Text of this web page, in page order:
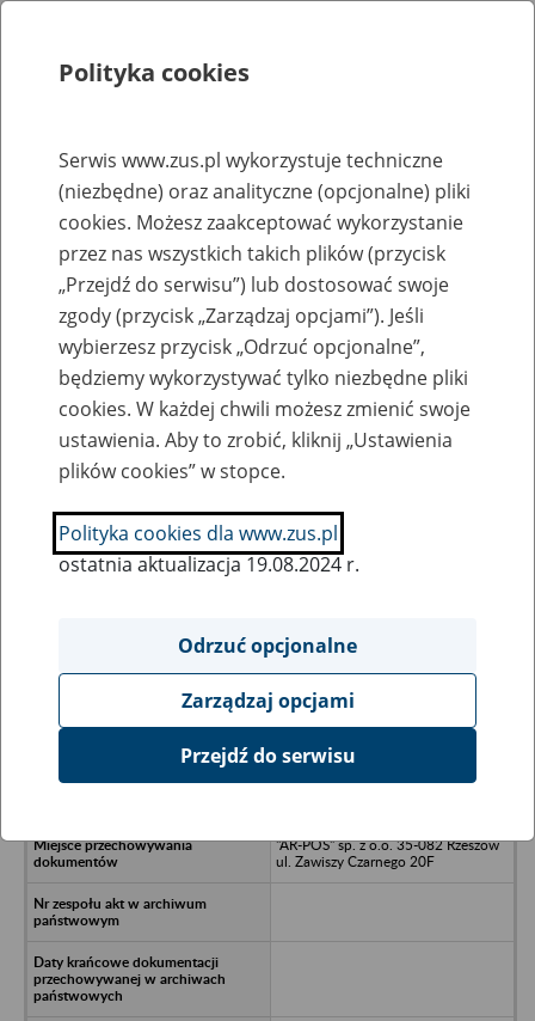
Rejestry, ewidencje i archiwa
Baza zlikwidowanych lub
przekształconych zakładów pracy
Nazwa zakładu pracy:
SZUKAJ
Ukryj wszystkie pozycje bazy
GCC Spółka z o.o./n36-016
"AR-POS" sp. z o.o. 35-082 Rzeszów
ul. Zawiszy Czarnego 20F
Polityka cookies
Serwis www.zus.pl wykorzystuje techniczne
(niezbędne) oraz analityczne (opcjonalne) pliki
cookies. Możesz zaakceptować wykorzystanie
przez nas wszystkich takich plików (przycisk
„Przejdź do serwisu”) lub dostosować swoje
zgody (przycisk „Zarządzaj opcjami”). Jeśli
wybierzesz przycisk „Odrzuć opcjonalne”,
będziemy wykorzystywać tylko niezbędne pliki
cookies. W każdej chwili możesz zmienić swoje
ustawienia. Aby to zrobić, kliknij „Ustawienia
plików cookies” w stopce.
Polityka cookies dla www.zus.pl
ostatnia aktualizacja 19.08.2024 r.
Odrzuć opcjonalne
Zarządzaj opcjami
Przejdź do serwisu